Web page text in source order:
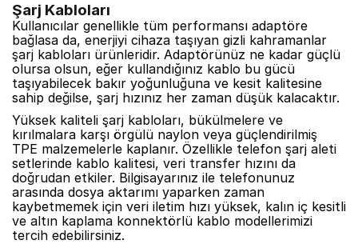
Şarj Kabloları
Kullanıcılar genellikle tüm performansı adaptöre
bağlasa da, enerjiyi cihaza taşıyan gizli kahramanlar
şarj kabloları ürünleridir. Adaptörünüz ne kadar güçlü
olursa olsun, eğer kullandığınız kablo bu gücü
taşıyabilecek bakır yoğunluğuna ve kesit kalitesine
sahip değilse, şarj hızınız her zaman düşük kalacaktır.
Yüksek kaliteli şarj kabloları, bükülmelere ve
kırılmalara karşı örgülü naylon veya güçlendirilmiş
TPE malzemelerle kaplanır. Özellikle telefon şarj aleti
setlerinde kablo kalitesi, veri transfer hızını da
doğrudan etkiler. Bilgisayarınız ile telefonunuz
arasında dosya aktarımı yaparken zaman
kaybetmemek için veri iletim hızı yüksek, kalın iç kesitli
ve altın kaplama konnektörlü kablo modellerimizi
tercih edebilirsiniz.